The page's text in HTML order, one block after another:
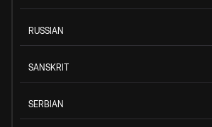
RUSSIAN
SANSKRIT
SERBIAN